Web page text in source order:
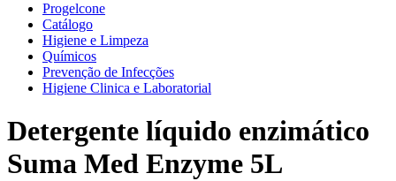
Progelcone
Catálogo
Higiene e Limpeza
Químicos
Prevenção de Infecções
Higiene Clinica e Laboratorial
Detergente líquido enzimático
Suma Med Enzyme 5L